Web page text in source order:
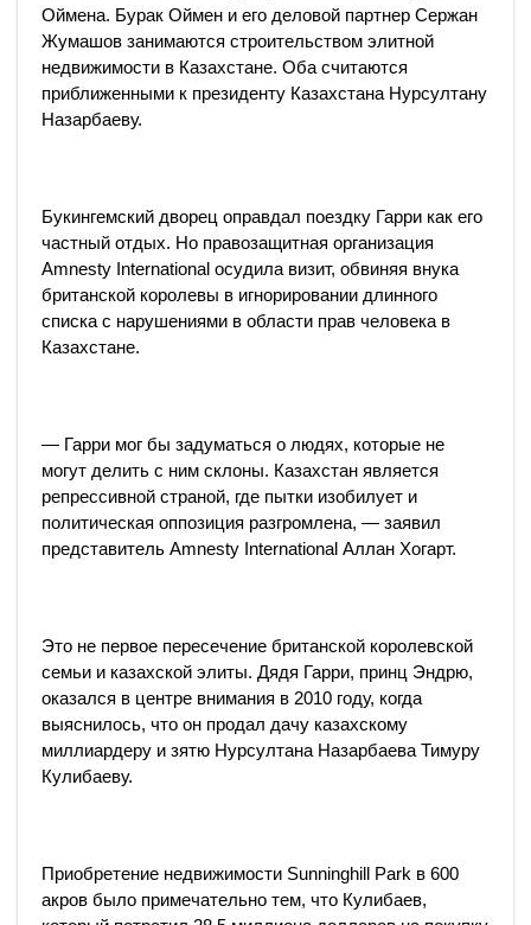
Оймена. Бурак Оймен и его деловой партнер Сержан
Жумашов занимаются строительством элитной
недвижимости в Казахстане. Оба считаются
приближенными к президенту Казахстана Нурсултану
Назарбаеву.
Букингемский дворец оправдал поездку Гарри как его
частный отдых. Но правозащитная организация
Amnesty International осудила визит, обвиняя внука
британской королевы в игнорировании длинного
списка с нарушениями в области прав человека в
Казахстане.
— Гарри мог бы задуматься о людях, которые не
могут делить с ним склоны. Казахстан является
репрессивной страной, где пытки изобилует и
политическая оппозиция разгромлена, — заявил
представитель Amnesty International Аллан Хогарт.
Это не первое пересечение британской королевской
семьи и казахской элиты. Дядя Гарри, принц Эндрю,
оказался в центре внимания в 2010 году, когда
выяснилось, что он продал дачу казахскому
миллиардеру и зятю Нурсултана Назарбаева Тимуру
Кулибаеву.
Приобретение недвижимости Sunninghill Park в 600
акров было примечательно тем, что Кулибаев,